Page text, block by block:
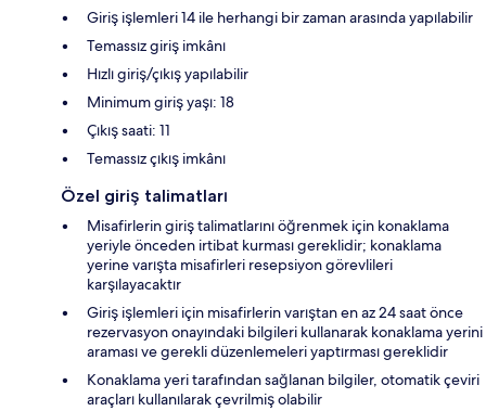
Giriş işlemleri 14 ile herhangi bir zaman arasında yapılabilir
Temassız giriş imkânı
Hızlı giriş/çıkış yapılabilir
Minimum giriş yaşı: 18
Çıkış saati: 11
Temassız çıkış imkânı
Özel giriş talimatları
Misafirlerin giriş talimatlarını öğrenmek için konaklama
yeriyle önceden irtibat kurması gereklidir; konaklama
yerine varışta misafirleri resepsiyon görevlileri
karşılayacaktır
Giriş işlemleri için misafirlerin varıştan en az 24 saat önce
rezervasyon onayındaki bilgileri kullanarak konaklama yerini
araması ve gerekli düzenlemeleri yaptırması gereklidir
Konaklama yeri tarafından sağlanan bilgiler, otomatik çeviri
araçları kullanılarak çevrilmiş olabilir